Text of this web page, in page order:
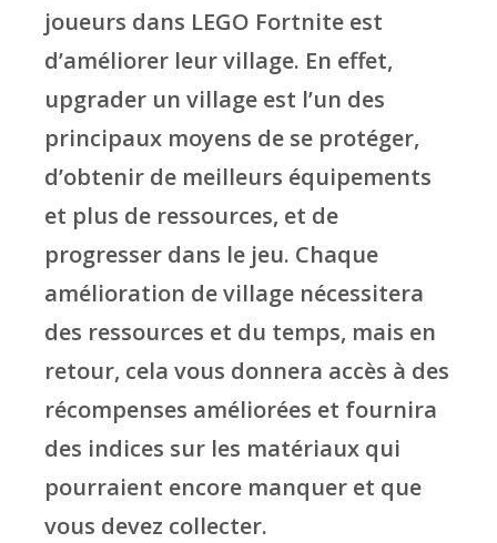
joueurs dans LEGO Fortnite est
d’améliorer leur village. En effet,
upgrader un village est l’un des
principaux moyens de se protéger,
d’obtenir de meilleurs équipements
et plus de ressources, et de
progresser dans le jeu. Chaque
amélioration de village nécessitera
des ressources et du temps, mais en
retour, cela vous donnera accès à des
récompenses améliorées et fournira
des indices sur les matériaux qui
pourraient encore manquer et que
vous devez collecter.